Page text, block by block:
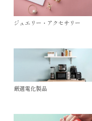
ジュエリー・アクセサリー
厳選電化製品